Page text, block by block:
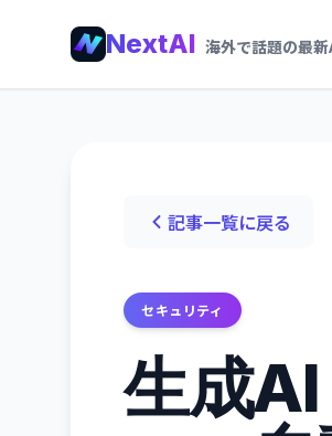
NextAI 海外で話題の最
記事一覧に戻る
セキュリティ
生成